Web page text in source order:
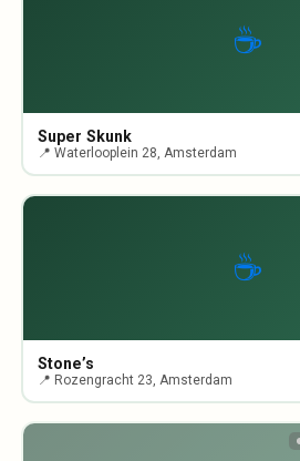
☕
Super Skunk
📍 Waterlooplein 28, Amsterdam
☕
Stone’s
📍 Rozengracht 23, Amsterdam